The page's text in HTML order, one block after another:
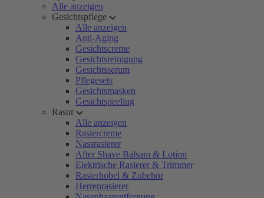
Alle anzeigen
Gesichtspflege
Alle anzeigen
Anti-Aging
Gesichtscreme
Gesichtsreinigung
Gesichtsserum
Pflegesets
Gesichtsmasken
Gesichtspeeling
Rasur
Alle anzeigen
Rasiercreme
Nassrasierer
After Shave Balsam & Lotion
Elektrische Rasierer & Trimmer
Rasierhobel & Zubehör
Herrenrasierer